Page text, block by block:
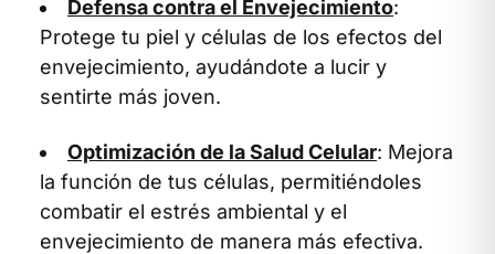
Defensa contra el Envejecimiento:
Protege tu piel y células de los efectos del
envejecimiento, ayudándote a lucir y
sentirte más joven.
Optimización de la Salud Celular: Mejora
la función de tus células, permitiéndoles
combatir el estrés ambiental y el
envejecimiento de manera más efectiva.